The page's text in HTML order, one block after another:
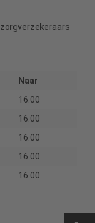
Naar
16:00
16:00
16:00
16:00
16:00